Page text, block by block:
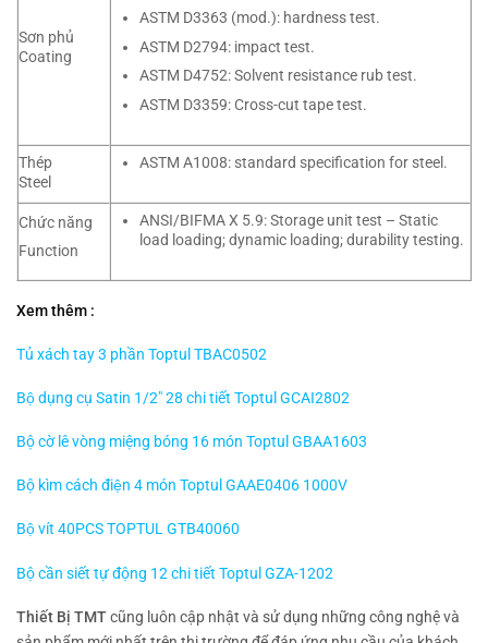
Sơn phủ
Coating
ASTM D3363 (mod.): hardness test.
ASTM D2794: impact test.
ASTM D4752: Solvent resistance rub test.
ASTM D3359: Cross-cut tape test.
Thép
Steel
ASTM A1008: standard specification for steel.
Chức năng
Function
ANSI/BIFMA X 5.9: Storage unit test – Static
load loading; dynamic loading; durability testing.
Xem thêm :
Tủ xách tay 3 phần Toptul TBAC0502
Bộ dụng cụ Satin 1/2″ 28 chi tiết Toptul GCAI2802
Bộ cờ lê vòng miệng bóng 16 món Toptul GBAA1603
Bộ kìm cách điện 4 món Toptul GAAE0406 1000V
Bộ vít 40PCS TOPTUL GTB40060
Bộ cần siết tự động 12 chi tiết Toptul GZA-1202
Thiết Bị TMTcũng luôn cập nhật và sử dụng những công nghệ và